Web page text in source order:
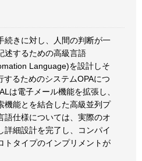
続きに対し、人間の判断が一
述するための高級言語
Language)を設計しそ
るためのシステムOPAにつ
は電子メール機能を拡張し、
機能とを結合した高級並列プ
語仕様については、実際のオ
詳細設計を完了し、コンパイ
トタイプのインプリメントが